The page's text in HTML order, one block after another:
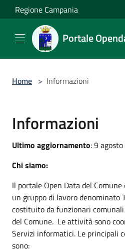
Salta al contenuto principale
Regione Campania
Portale
Home > Informazioni
Informazioni
Ultimo aggiornamento: 9
Chi siamo:
Il portale Open Data del
un gruppo di lavoro denominato
costituito da funzionari
del Comune. Le attività sono
Servizi informatici. Le principali
sono: